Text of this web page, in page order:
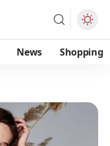
News Shopping